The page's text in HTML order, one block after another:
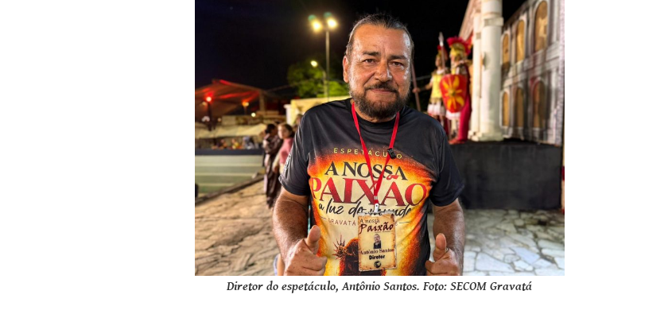
Diretor do espetáculo, Antônio Santos. Foto: SECOM Gravatá